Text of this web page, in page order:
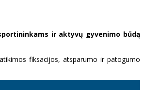
ir aktyvų gyvenimo būdą
fiksacijos, atsparumo ir patogumo